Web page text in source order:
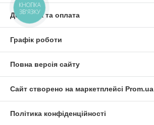
Доставка та оплата
Графік роботи
Повна версія сайту
Сайт створено на маркетплейсі Prom.ua
Політика конфіденційності
КНОПКА
ЗВ'ЯЗКУ